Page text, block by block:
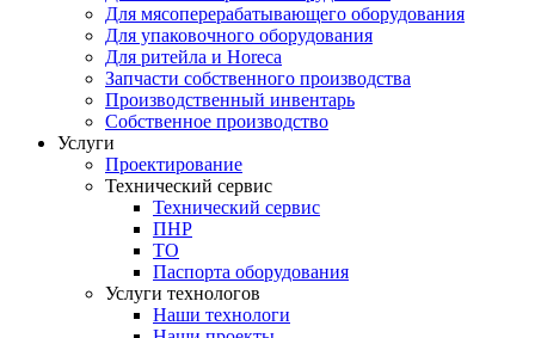
Для мясоперерабатывающего оборудования
Для упаковочного оборудования
Для ритейла и Horeca
Запчасти собственного производства
Производственный инвентарь
Собственное производство
Услуги
Проектирование
Технический сервис
Технический сервис
ПНР
ТО
Паспорта оборудования
Услуги технологов
Наши технологи